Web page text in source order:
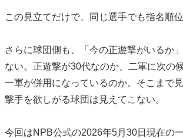
この見立てだけで、同じ選手でも指名順
さらに球団側も、「今の正遊撃がいるか
ない。正遊撃が30代なのか、二軍に次の
一軍が併用になっているのか。そこまで
撃手を欲しがる球団は見えてこない。
今回はNPB公式の2026年5月30日現在の